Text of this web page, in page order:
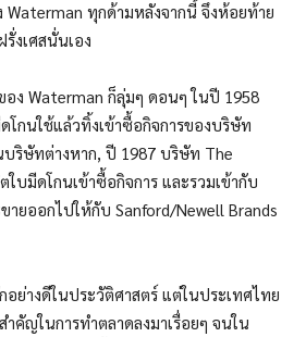
Waterman ทุกด้ามหลังจากนี้ จึงห้อยท้าย
งเศสนั่นเอง
อง Waterman ก็ลุ่มๆ ดอนๆ ในปี 1958
โกนใช้แล้วทิ้งเข้าซื้อกิจการของบริษัท
ริษัทต่างหาก, ปี 1987 บริษัท The
บมีดโกนเข้าซื้อกิจการ และรวมเข้ากับ
ายออกไปให้กับ Sanford/Newell Brands
ย่างดีในประวัติศาสตร์ แต่ในประเทศไทย
คัญในการทำตลาดลงมาเรื่อยๆ จนใน